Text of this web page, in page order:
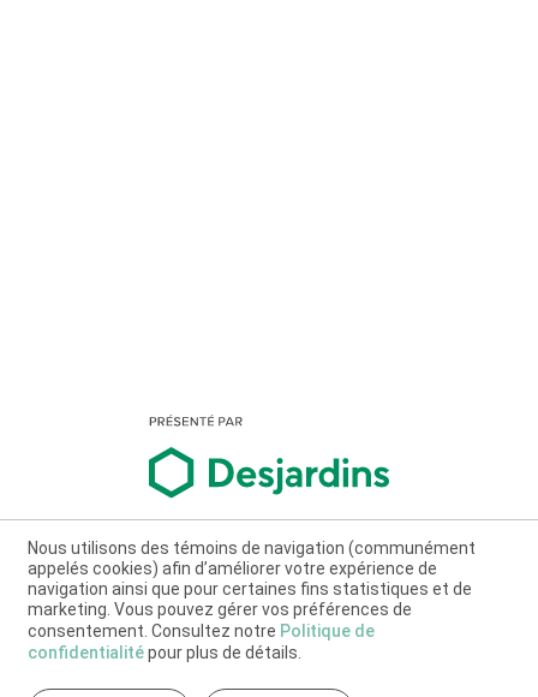
Nous utilisons des témoins de navigation (communément
appelés cookies) afin d’améliorer votre expérience de
navigation ainsi que pour certaines fins statistiques et de
marketing. Vous pouvez gérer vos préférences de
consentement. Consultez notre Politique de
confidentialitépour plus de détails.